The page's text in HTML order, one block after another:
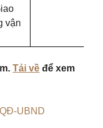
vận
Tải về để xem
UBND